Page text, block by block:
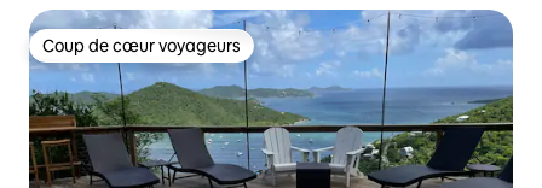
Coup de cœur voyageurs
Coup de cœur voyageurs